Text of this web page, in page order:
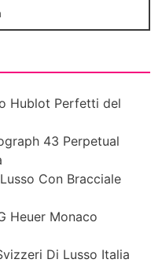
Hublot Perfetti del
43 Perpetual
Con Bracciale
Heuer Monaco
Di Lusso Italia